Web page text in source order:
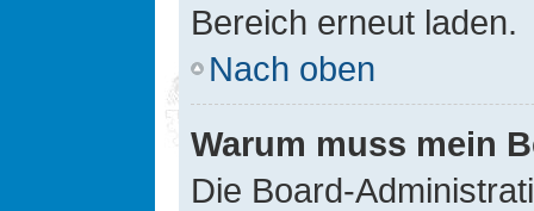
Bereich erneut laden.
Nach oben
Warum muss mein
Die Board-